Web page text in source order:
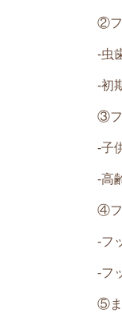
②フ
-虫
-初
③フ
-子
-高
④フ
-フ
-フ
⑤ま